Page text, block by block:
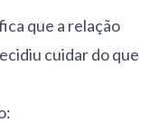
que a relação
cuidar do que